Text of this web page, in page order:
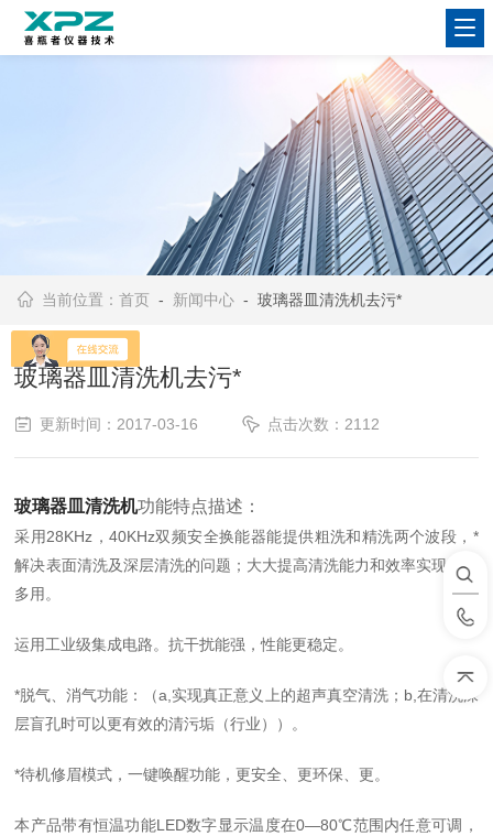
当前位置：首页 - 新闻中心 - 玻璃器皿清洗机去污*
玻璃器皿清洗机去污*
更新时间：2017-03-16 点击次数：2112
玻璃器皿清洗机功能特点描述：
采用28KHz，40KHz双频安全换能器能提供粗洗和精洗两个波段，*
解决表面清洗及深层清洗的问题；大大提高清洗能力和效率实现一机
多用。
运用工业级集成电路。抗干扰能强，性能更稳定。
*脱气、消气功能：（a,实现真正意义上的超声真空清洗；b,在清洗深
层盲孔时可以更有效的清污垢（行业））。
*待机修眉模式，一键唤醒功能，更安全、更环保、更。
本产品带有恒温功能LED数字显示温度在0—80℃范围内任意可调，